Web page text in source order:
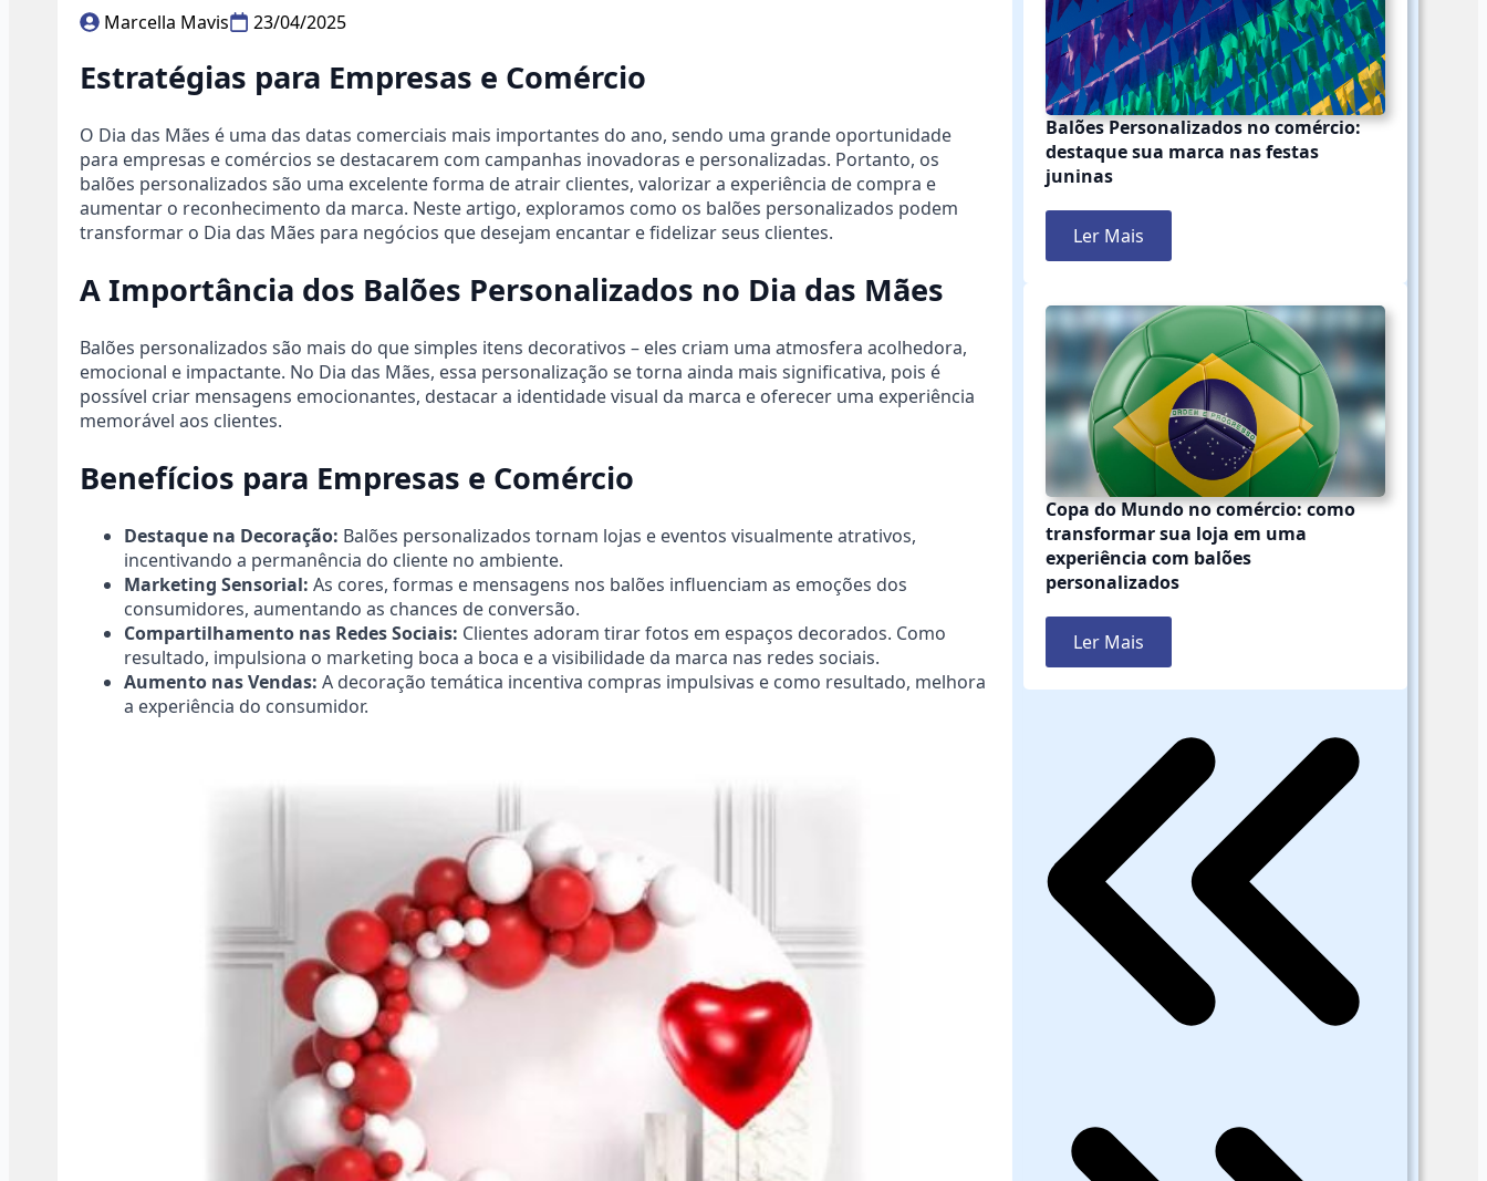
Marcella Mavis 23/04/2025
Estratégias para Empresas e Comércio
O Dia das Mães é uma das datas comerciais mais importantes do ano, sendo uma grande oportunidade
para empresas e comércios se destacarem com campanhas inovadoras e personalizadas. Portanto, os
balões personalizados são uma excelente forma de atrair clientes, valorizar a experiência de compra e
aumentar o reconhecimento da marca. Neste artigo, exploramos como os balões personalizados podem
transformar o Dia das Mães para negócios que desejam encantar e fidelizar seus clientes.
A Importância dos Balões Personalizados no Dia das Mães
Balões personalizados são mais do que simples itens decorativos – eles criam uma atmosfera acolhedora,
emocional e impactante. No Dia das Mães, essa personalização se torna ainda mais significativa, pois é
possível criar mensagens emocionantes, destacar a identidade visual da marca e oferecer uma experiência
memorável aos clientes.
Benefícios para Empresas e Comércio
Destaque na Decoração: Balões personalizados tornam lojas e eventos visualmente atrativos,
incentivando a permanência do cliente no ambiente.
Marketing Sensorial: As cores, formas e mensagens nos balões influenciam as emoções dos
consumidores, aumentando as chances de conversão.
Compartilhamento nas Redes Sociais: Clientes adoram tirar fotos em espaços decorados. Como
resultado, impulsiona o marketing boca a boca e a visibilidade da marca nas redes sociais.
Aumento nas Vendas: A decoração temática incentiva compras impulsivas e como resultado, melhora
a experiência do consumidor.
Balões Personalizados no comércio:
destaque sua marca nas festas
juninas
Ler Mais
Copa do Mundo no comércio: como
transformar sua loja em uma
experiência com balões
personalizados
Ler Mais